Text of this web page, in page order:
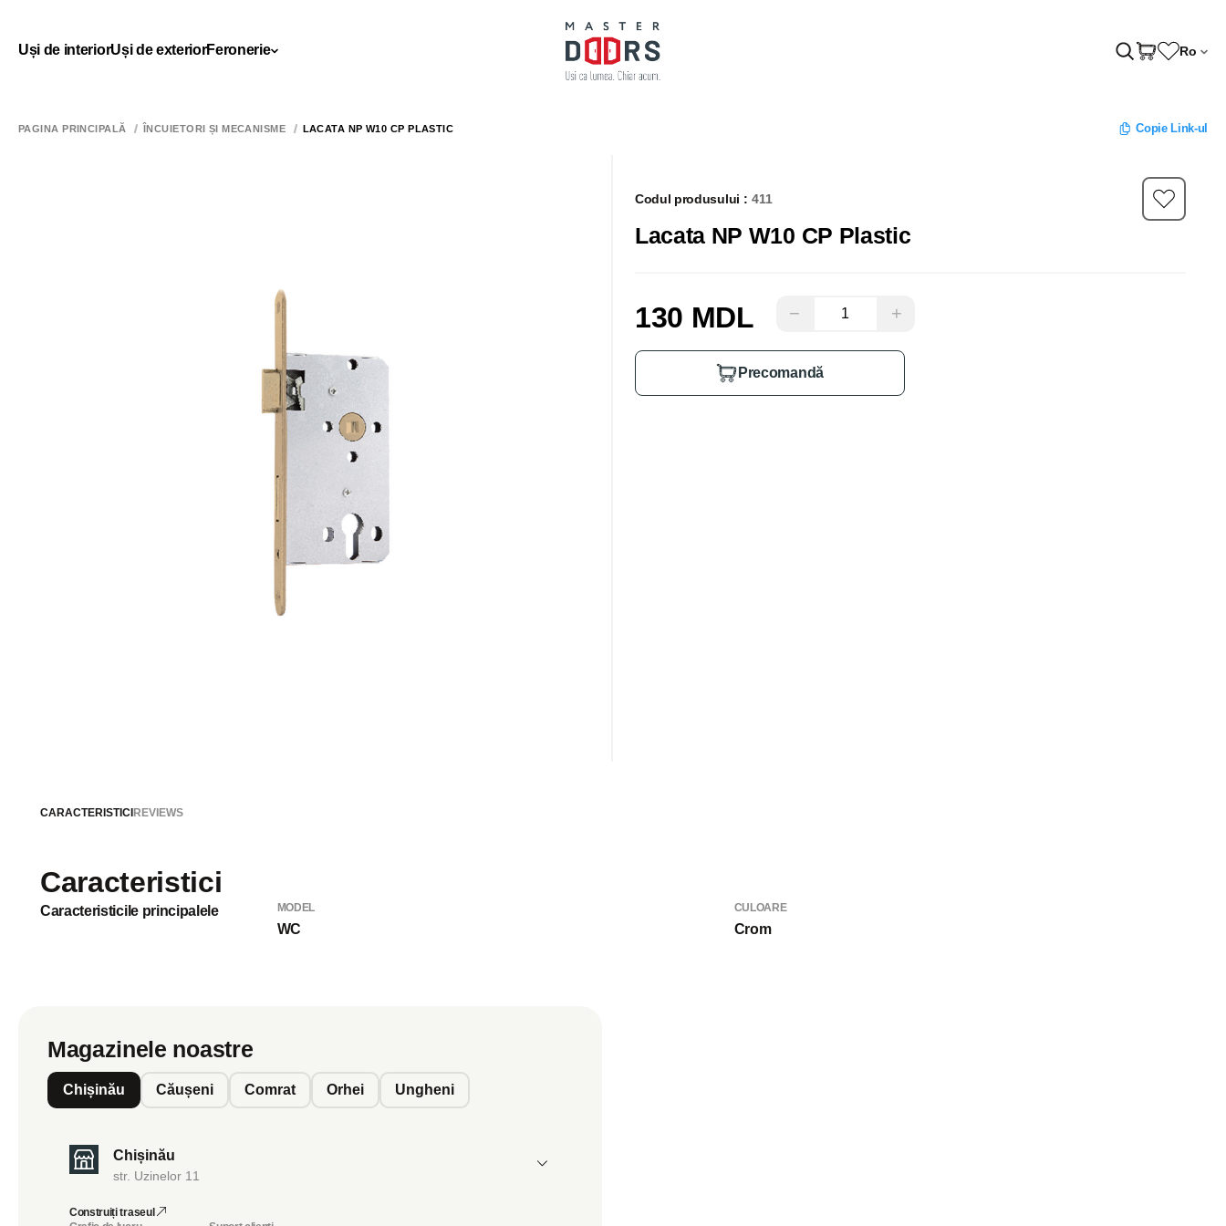
Uși de interiorUși de exteriorFeronerie Ro
PAGINA PRINCIPALĂ ÎNCUIETORI ȘI MECANISME LACATA NP W10 CP PLASTIC Copie Link-ul
Codul produsului : 411
Lacata NP W10 CP Plastic
130 MDL − +
Precomandă
CARACTERISTICI REVIEWS
Caracteristici
Caracteristicile principalele MODEL
WC
CULOARE
Crom
Magazinele noastre
Chișinău Căușeni Comrat Orhei Ungheni
Chișinău
str. Uzinelor 11
Construiți traseul